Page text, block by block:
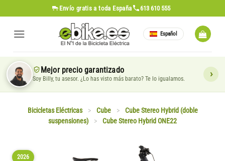
al
contenido
Envío gratis a toda España 613 610 555
Español
Mejor precio garantizado
Soy Billy, tu asesor. ¿Lo has visto más barato? Te lo igualamos.
Bicicletas Eléctricas > Cube >
Cube Stereo Hybrid (doble
suspensiones)
> Cube Stereo Hybrid ONE22
2026